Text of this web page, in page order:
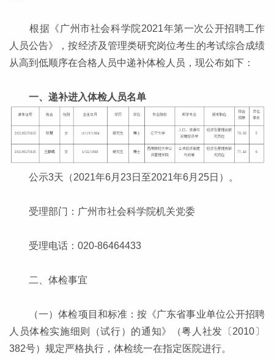
根据《广州市社会科学院2021年第一次公开招聘工作
人员公告》，按经济及管理类研究岗位考生的考试综合成绩
从高到低顺序在合格人员中递补体检人员，现公布如下：
一、递补进入体检人员名单
公示3天（2021年6月23日至2021年6月25日）。
受理部门：广州市社会科学院机关党委
受理电话：020-86464433
二、体检事宜
（一）体检项目和标准：按《广东省事业单位公开招聘
人员体检实施细则（试行）的通知》（粤人社发〔2010〕
382号）规定严格执行，体检统一在指定医院进行。